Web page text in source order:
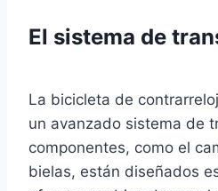
El sistema de
La bicicleta de
un avanzado sistema de
componentes, como el
bielas, están diseñados